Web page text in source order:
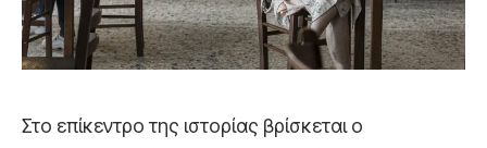
Στο επίκεντρο της ιστορίας βρίσκεται ο